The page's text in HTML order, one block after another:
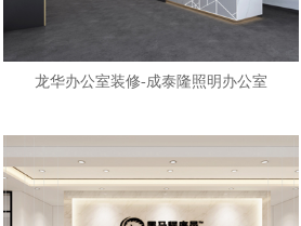
龙华办公室装修-成泰隆照明办公室